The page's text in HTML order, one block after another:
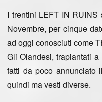
I trentini LEFT IN RUINS
Novembre, per cinque
ad oggi conosciuti come
Gli Olandesi, trapiantati
fatti da poco annunciato
quindi ma vesti diverse.